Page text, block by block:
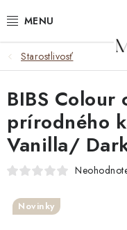
na
ZĽAVY
OBLEČENIE
VÝBAVA
STAROSTLIVOSŤ
HRAČKY
Starostlivosť
BIBS Colour
prírodného
Vanilla/
Novinky